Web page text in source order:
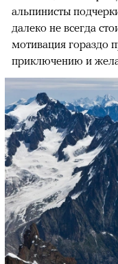
альпинисты
далеко не всегда
мотивация гораздо
приключению и